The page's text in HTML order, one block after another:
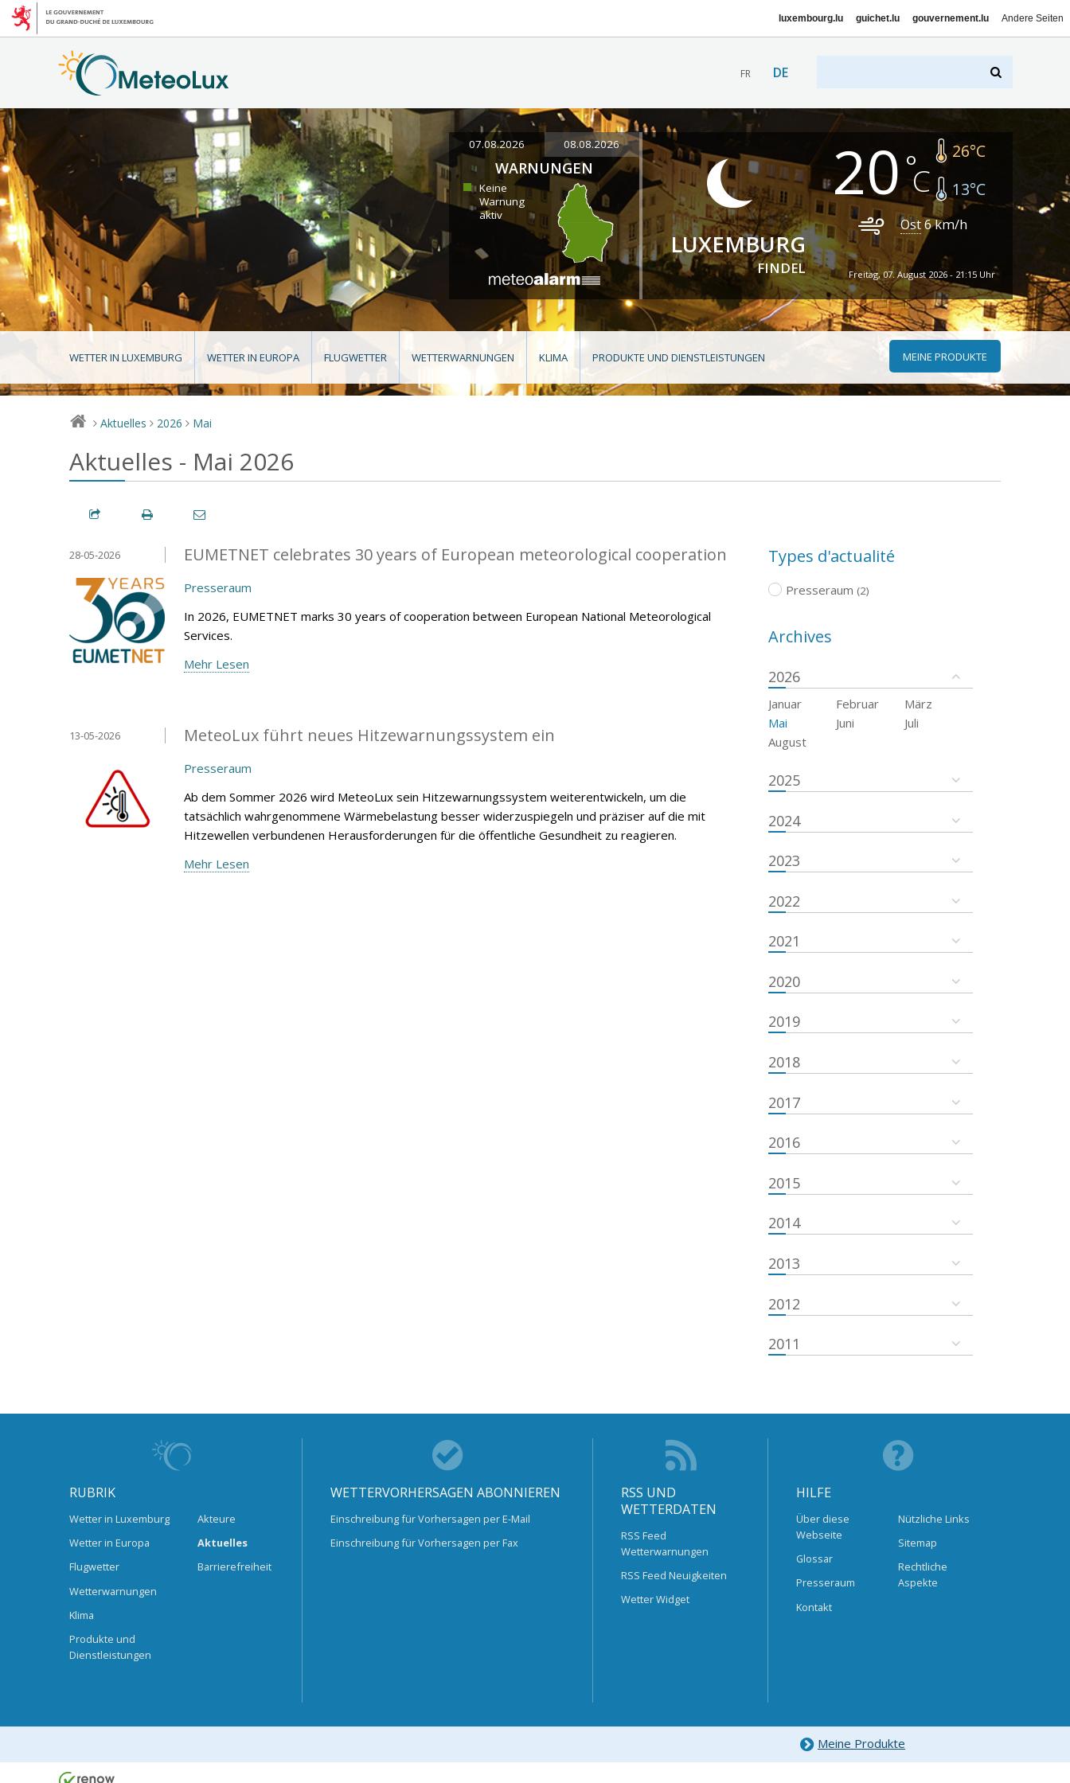
luxembourg.lu guichet.lu gouvernement.lu Andere Seiten
FR DE
07.08.2026 08.08.2026
WARNUNGEN
Keine
Warnung
aktiv
LUXEMBURG
FINDEL
20 26°C
13°C
Ost6km/h
Freitag, 07. August 2026 - 21:15 Uhr
WETTER IN LUXEMBURG WETTER IN EUROPA FLUGWETTER WETTERWARNUNGEN KLIMA PRODUKTE UND DIENSTLEISTUNGEN MEINE PRODUKTE
> Aktuelles > 2026 > Mai
Aktuelles - Mai 2026
EUMETNET celebrates 30 years of European meteorological cooperation
28-05-2026
Presseraum
In 2026, EUMETNET marks 30 years of cooperation between European National Meteorological
Services.
Mehr Lesen
MeteoLux führt neues Hitzewarnungssystem ein
13-05-2026
Presseraum
Ab dem Sommer 2026 wird MeteoLux sein Hitzewarnungssystem weiterentwickeln, um die
tatsächlich wahrgenommene Wärmebelastung besser widerzuspiegeln und präziser auf die mit
Hitzewellen verbundenen Herausforderungen für die öffentliche Gesundheit zu reagieren.
Mehr Lesen
Types d'actualité
Presseraum (2)
Archives
2026
Januar Februar
März
Mai
Juni
Juli
August
2025
2024
2023
2022
2021
2020
2019
2018
2017
2016
2015
2014
2013
2012
2011
RUBRIK
Wetter in Luxemburg
Wetter in Europa
Flugwetter
Wetterwarnungen
Klima
Produkte und
Dienstleistungen
Akteure
Aktuelles
Barrierefreiheit
WETTERVORHERSAGEN ABONNIEREN
Einschreibung für Vorhersagen per E-Mail
Einschreibung für Vorhersagen per Fax
RSS UND
WETTERDATEN
RSS Feed
Wetterwarnungen
RSS Feed Neuigkeiten
Wetter Widget
HILFE
Über diese
Webseite
Glossar
Presseraum
Kontakt
Nützliche Links
Sitemap
Rechtliche
Aspekte
Meine Produkte